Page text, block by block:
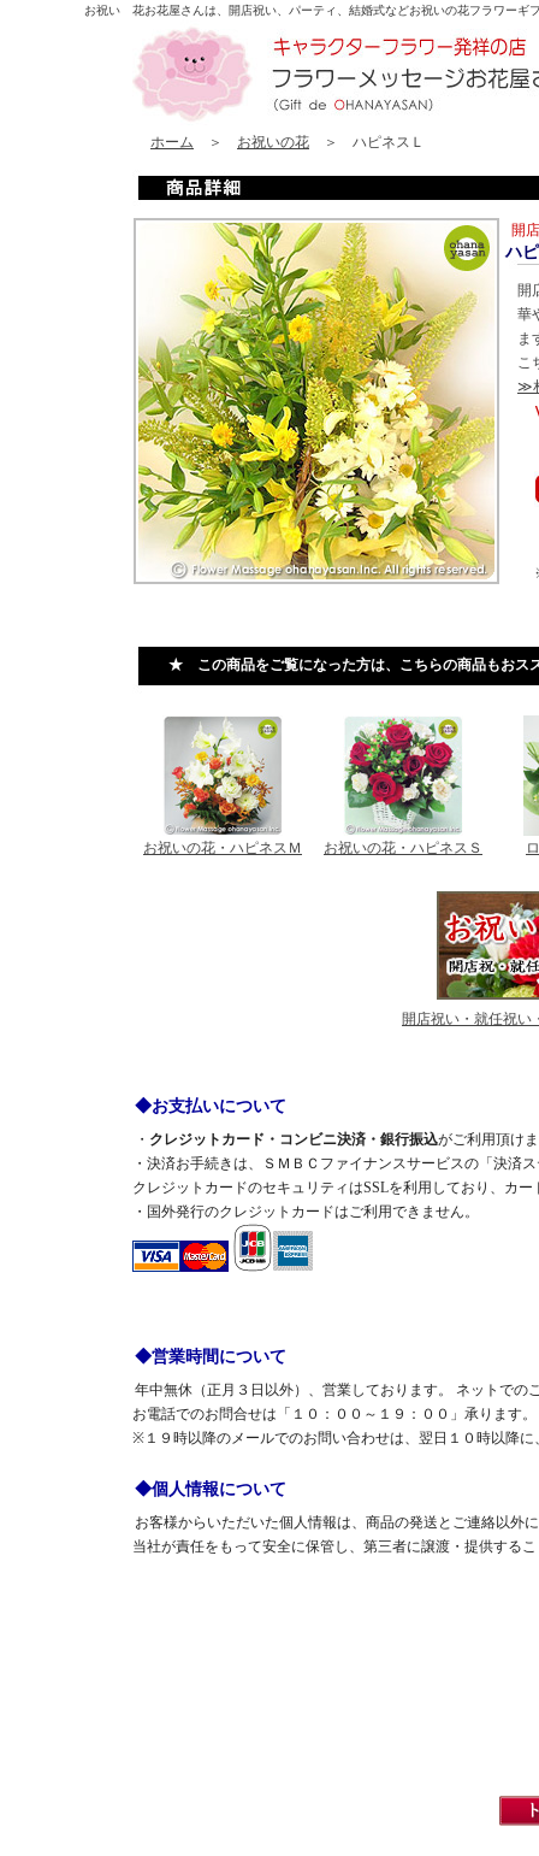
お祝い 花お花屋さんは、開店祝い、パーティ、結婚式などお祝いの花フラワーギ
ホーム ＞ お祝いの花 ＞ ハピネスＬ
開
ハ
開
華
ま
こ
≫
★ この商品をご覧になった方は、こちらの商品もお
お祝いの花・ハピネスＭ お祝いの花・ハピネスＳ
開店祝い・就任祝い
◆お支払いについて
・ クレジットカード・コンビニ決済・銀行振込がご利用頂け
・決済お手続きは、ＳＭＢＣファイナンスサービスの「決済
クレジットカードのセキュリティはSSLを利用しており、カ
・国外発行のクレジットカードはご利用できません。
◆営業時間について
年中無休（正月３日以外）、営業しております。 ネットでの
お電話でのお問合せは「１０：００～１９：００」承ります。
※１９時以降のメールでのお問い合わせは、翌日１０時以降
◆個人情報について
お客様からいただいた個人情報は、商品の発送とご連絡以外
当社が責任をもって安全に保管し、第三者に譲渡・提供する